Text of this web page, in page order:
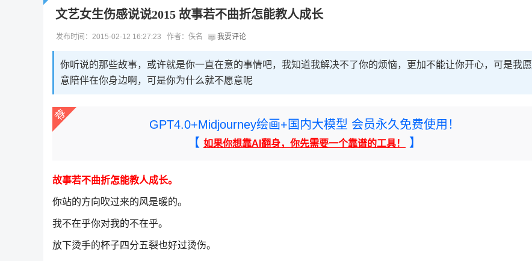
文艺女生伤感说说2015 故事若不曲折怎能教人成长
发布时间：2015-02-12 16:27:23 作者：佚名 我要评论
你听说的那些故事，或许就是你一直在意的事情吧，我知道我解决不了你的烦恼，更加不能让你开心，可是我愿
意陪伴在你身边啊，可是你为什么就不愿意呢
GPT4.0+Midjourney绘画+国内大模型 会员永久免费使用！
【 如果你想靠AI翻身，你先需要一个靠谱的工具！ 】
故事若不曲折怎能教人成长。
你站的方向吹过来的风是暖的。
我不在乎你对我的不在乎。
放下烫手的杯子四分五裂也好过烫伤。